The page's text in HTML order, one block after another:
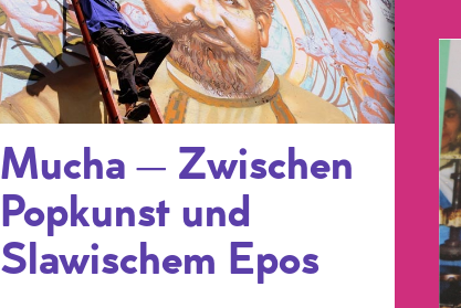
Mucha – Zwischen
Popkunst und
Slawischem Epos